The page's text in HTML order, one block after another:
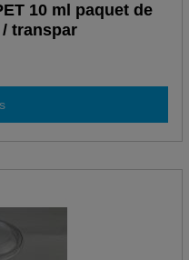
10 ml paquet de
transpar